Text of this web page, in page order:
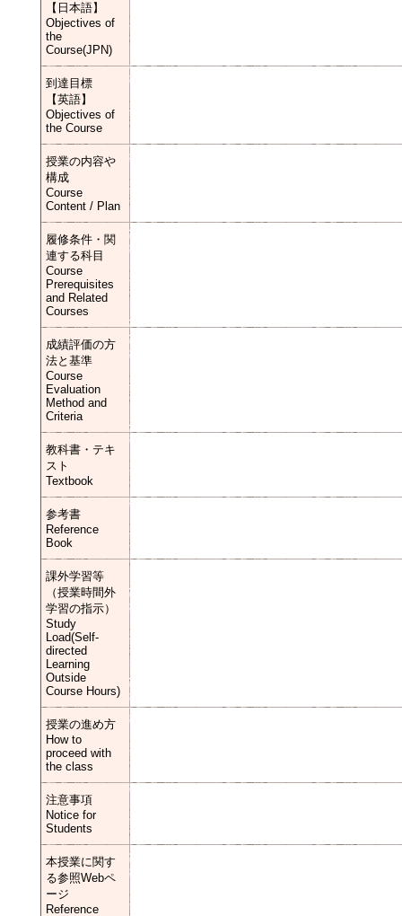
【日本語】
Objectives of
the
Course(JPN)
到達目標
【英語】
Objectives of
the Course
授業の内容や
構成
Course
Content / Plan
履修条件・関
連する科目
Course
Prerequisites
and Related
Courses
成績評価の方
法と基準
Course
Evaluation
Method and
Criteria
教科書・テキ
スト
Textbook
参考書
Reference
Book
課外学習等
（授業時間外
学習の指示）
Study
Load(Self-
directed
Learning
Outside
Course Hours)
授業の進め方
How to
proceed with
the class
注意事項
Notice for
Students
本授業に関す
る参照Webペ
ージ
Reference